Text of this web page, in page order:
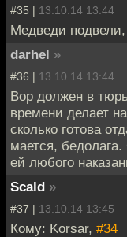
#35 | 13.10.14 13:44
Медведи
darhel »
#36 | 13.10.14 13:44
Вор должен в
времени делает
сколько готова
мается,
ей любого
Scald »
#37 | 13.10.14 13:45
Кому: Korsar, #34